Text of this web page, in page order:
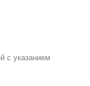
с указанием